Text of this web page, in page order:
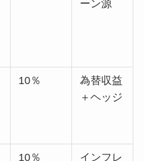
ーン源
10％
為替収益
＋ヘッジ
10％
インフレ